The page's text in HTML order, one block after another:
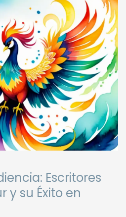
Escritores
y su Éxito en